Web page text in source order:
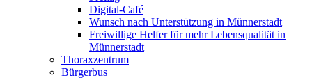
Digital-Café
Wunsch nach Unterstützung in Münnerstadt
Freiwillige Helfer für mehr Lebensqualität in
Münnerstadt
Thoraxzentrum
Bürgerbus